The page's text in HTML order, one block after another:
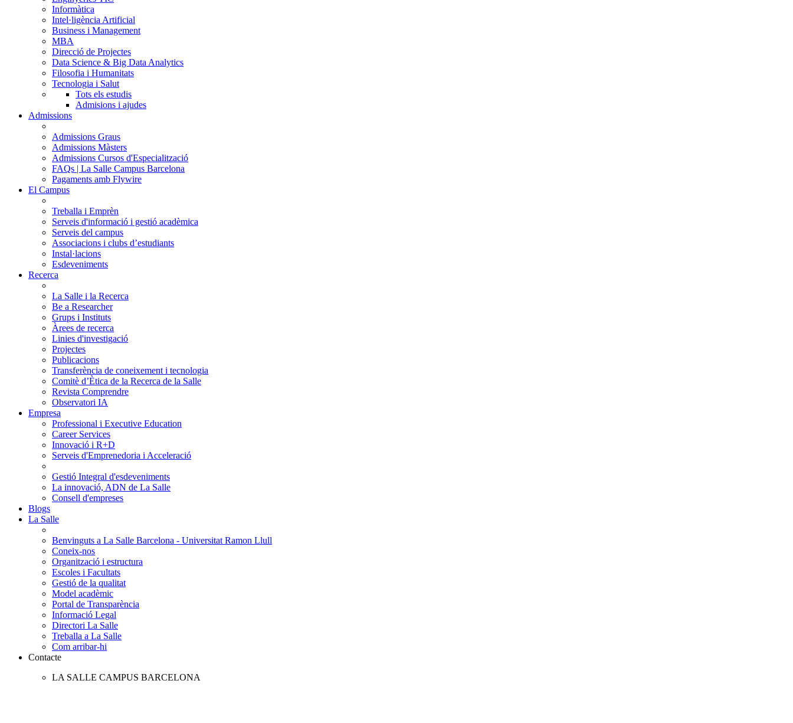
Informàtica
Intel·ligència Artificial
Business i Management
MBA
Direcció de Projectes
Data Science & Big Data Analytics
Filosofia i Humanitats
Tecnologia i Salut
Tots els estudis
Admisions i ajudes
Admissions
Admissions Graus
Admissions Màsters
Admissions Cursos d'Especialització
FAQs | La Salle Campus Barcelona
Pagaments amb Flywire
El Campus
Treballa i Emprèn
Serveis d'informació i gestió acadèmica
Serveis del campus
Associacions i clubs d’estudiants
Instal·lacions
Esdeveniments
Recerca
La Salle i la Recerca
Be a Researcher
Grups i Instituts
Àrees de recerca
Linies d'investigació
Projectes
Publicacions
Transferència de coneixement i tecnologia
Comitè d’Ètica de la Recerca de la Salle
Revista Comprendre
Observatori IA
Empresa
Professional i Executive Education
Career Services
Innovació i R+D
Serveis d'Emprenedoria i Acceleració
Gestió Integral d'esdeveniments
La innovació, ADN de La Salle
Consell d'empreses
Blogs
La Salle
Benvinguts a La Salle Barcelona - Universitat Ramon Llull
Coneix-nos
Organització i estructura
Escoles i Facultats
Gestió de la qualitat
Model acadèmic
Portal de Transparència
Informació Legal
Directori La Salle
Treballa a La Salle
Com arribar-hi
Contacte
LA SALLE CAMPUS BARCELONA